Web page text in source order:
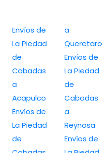
Envíos de
La Piedad
de
Cabadas
a
Acapulco
Envíos de
La Piedad
de
a
Queretaro
Envíos de
La Piedad
de
Cabadas
a
Reynosa
Envíos de